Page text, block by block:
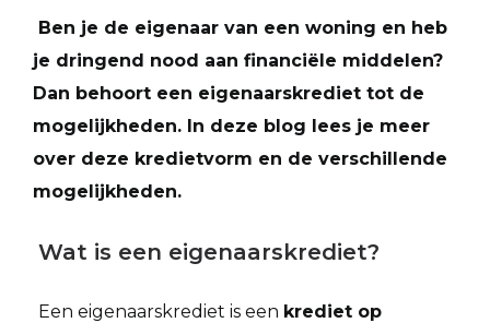
Ben je de eigenaar van een woning en heb
je dringend nood aan financiële middelen?
Dan behoort een eigenaarskrediet tot de
mogelijkheden. In deze blog lees je meer
over deze kredietvorm en de verschillende
mogelijkheden.
Wat is een eigenaarskrediet?
Een eigenaarskrediet is een krediet op